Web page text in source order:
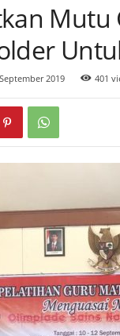
Mutu
2019 401